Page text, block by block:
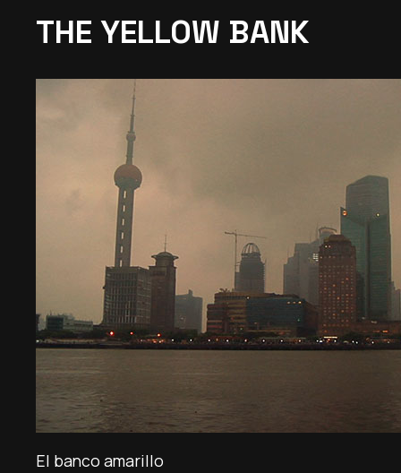
THE YELLOW BANK
El banco amarillo